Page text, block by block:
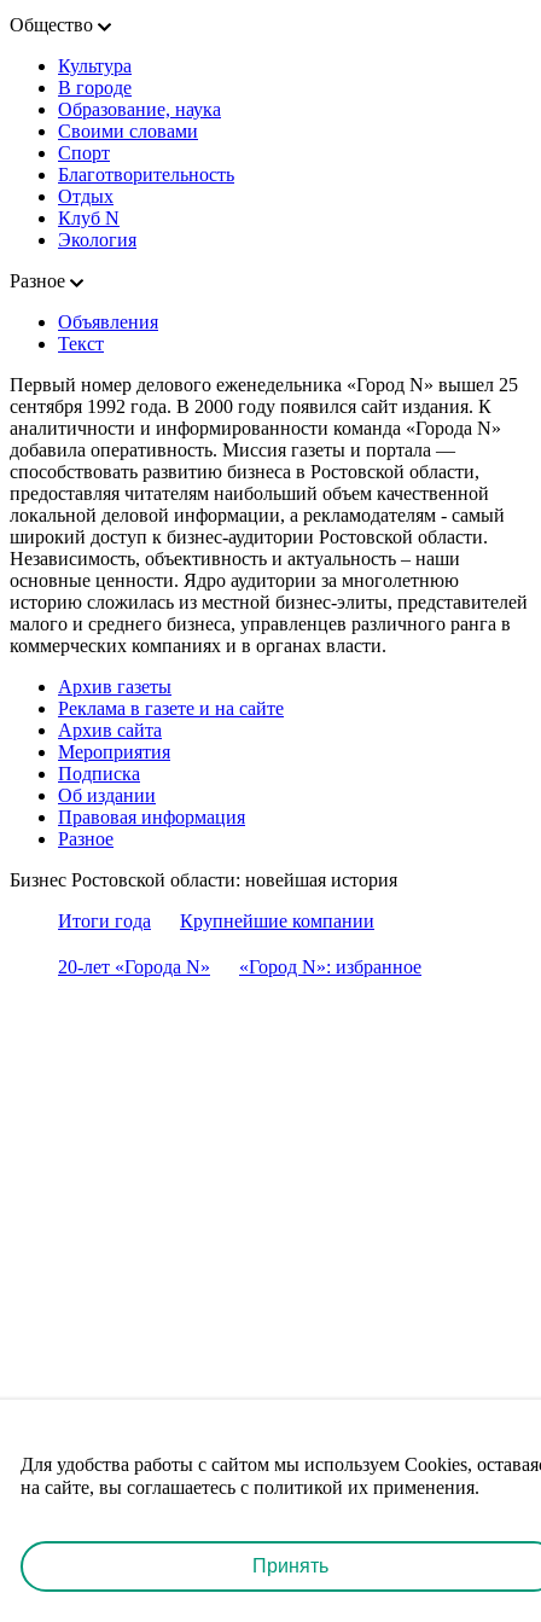
Общество
Культура
В городе
Образование, наука
Своими словами
Спорт
Благотворительность
Отдых
Клуб N
Экология
Разное
Объявления
Текст
Первый номер делового еженедельника «Город N» вышел 25
сентября 1992 года. В 2000 году появился сайт издания. К
аналитичности и информированности команда «Города N»
добавила оперативность. Миссия газеты и портала —
способствовать развитию бизнеса в Ростовской области,
предоставляя читателям наибольший объем качественной
локальной деловой информации, а рекламодателям - самый
широкий доступ к бизнес-аудитории Ростовской области.
Независимость, объективность и актуальность – наши
основные ценности. Ядро аудитории за многолетнюю
историю сложилась из местной бизнес-элиты, представителей
малого и среднего бизнеса, управленцев различного ранга в
коммерческих компаниях и в органах власти.
Архив газеты
Реклама в газете и на сайте
Архив сайта
Мероприятия
Подписка
Об издании
Правовая информация
Разное
Бизнес Ростовской области: новейшая история
Итоги года
Крупнейшие компании
20-лет «Города N» «Город N»: избранное
Для удобства работы с сайтом мы используем Cookies,
на сайте, вы соглашаетесь с политикой их применения.
Принять